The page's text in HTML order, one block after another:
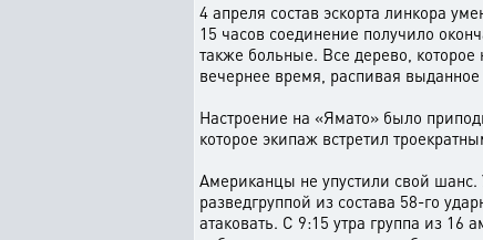
4 апреля состав эскорта линкора
15 часов соединение получило
также больные. Все дерево,
вечернее время, распивая выданное
Настроение на «Ямато» было
которое экипаж встретил
Американцы не упустили свой
разведгруппой из состава 58-го
атаковать. С 9:15 утра группа из 16